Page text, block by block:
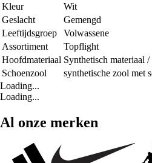
Kleur
Wit
Geslacht
Gemengd
Leeftijdsgroep
Volwassene
Assortiment
Topflight
Hoofdmateriaal Synthetisch materiaal /
Schoenzool
synthetische zool met
Loading...
Loading...
Al onze merken